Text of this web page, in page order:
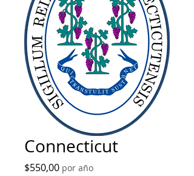
Connecticut
$550,00Precio
por año